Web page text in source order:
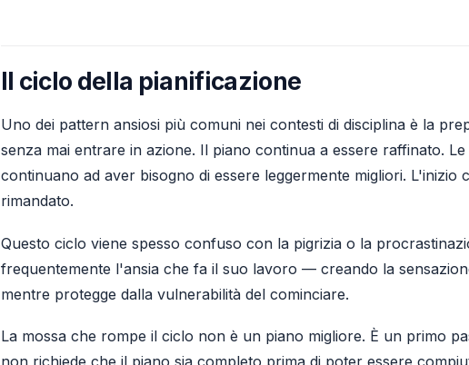
Il ciclo della pianificazione
Uno dei pattern ansiosi più comuni nei contesti di disciplina è la
senza mai entrare in azione. Il piano continua a essere raffinato.
continuano ad aver bisogno di essere leggermente migliori. L'inizio
rimandato.
Questo ciclo viene spesso confuso con la pigrizia o la
frequentemente l'ansia che fa il suo lavoro — creando la
mentre protegge dalla vulnerabilità del cominciare.
La mossa che rompe il ciclo non è un piano migliore. È un primo
non richiede che il piano sia completo prima di poter essere